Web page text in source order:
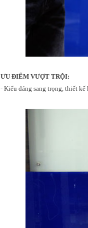
ƯU ĐIỂM VƯỢT TRỘI:
- Kiểu dáng sang trọng, thiết